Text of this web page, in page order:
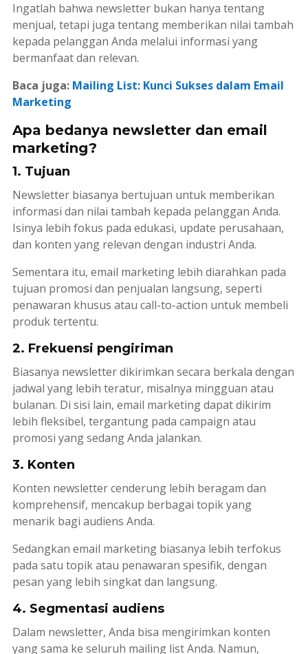
Ingatlah bahwa newsletterbukan hanya tentang
menjual, tetapi juga tentang memberikan nilai tambah
kepada pelanggan Anda melalui informasi yang
bermanfaat dan relevan.
Baca juga: Mailing List: Kunci Sukses dalam Email
Marketing
Apa bedanya newsletter dan email
marketing?
1. Tujuan
Newsletterbiasanya bertujuan untuk memberikan
informasi dan nilai tambah kepada pelanggan Anda.
Isinya lebih fokus pada edukasi, update perusahaan,
dan konten yang relevan dengan industri Anda.
Sementara itu, email marketinglebih diarahkan pada
tujuan promosi dan penjualan langsung, seperti
penawaran khusus atau call-to-action untuk membeli
produk tertentu.
2. Frekuensi pengiriman
Biasanya newsletterdikirimkan secara berkala dengan
jadwal yang lebih teratur, misalnya mingguan atau
bulanan. Di sisi lain, email marketingdapat dikirim
lebih fleksibel, tergantung pada campaign atau
promosi yang sedang Anda jalankan.
3. Konten
Konten newslettercenderung lebih beragam dan
komprehensif, mencakup berbagai topik yang
menarik bagi audiens Anda.
Sedangkan email marketingbiasanya lebih terfokus
pada satu topik atau penawaran spesifik, dengan
pesan yang lebih singkat dan langsung.
4. Segmentasi audiens
Dalam newsletter, Anda bisa mengirimkan konten
yang sama ke seluruh mailing listAnda. Namun,